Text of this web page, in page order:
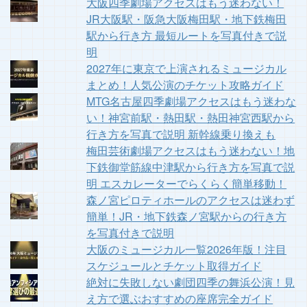
JR大阪駅・阪急大阪梅田駅・地下鉄梅田
駅から行き方 最短ルートを写真付きで説
明
2027年に東京で上演されるミュージカル
まとめ！人気公演のチケット攻略ガイド
MTG名古屋四季劇場アクセスはもう迷わな
い！神宮前駅・熱田駅・熱田神宮西駅から
行き方を写真で説明 新幹線乗り換えも
梅田芸術劇場アクセスはもう迷わない！地
下鉄御堂筋線中津駅から行き方を写真で説
明 エスカレーターでらくらく簡単移動！
森ノ宮ピロティホールのアクセスは迷わず
簡単！JR・地下鉄森ノ宮駅からの行き方
を写真付きで説明
大阪のミュージカル一覧2026年版！注目
スケジュールとチケット取得ガイド
絶対に失敗しない劇団四季の舞浜公演！見
え方で選ぶおすすめの座席完全ガイド